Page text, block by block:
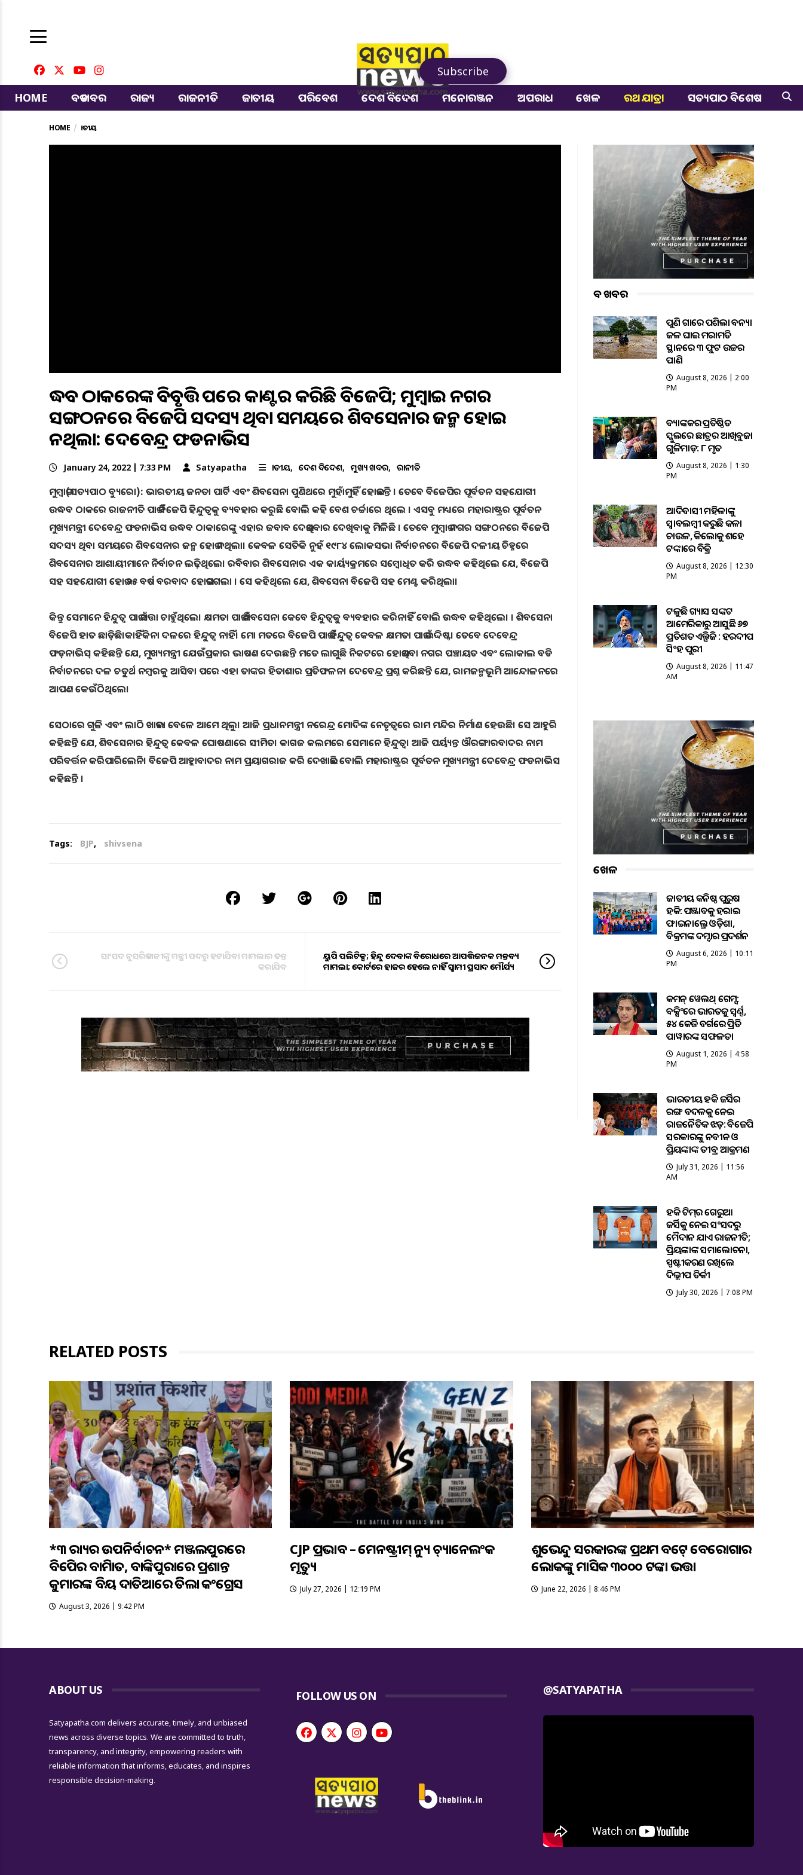
Subscribe
HOME
ବଡ ଖବର ରାଜ୍ୟ ରାଜନୀତି ଜାତୀୟ ପରିବେଶ ଦେଶ ବିଦେଶ ମନୋରଞ୍ଜନ ଅପରାଧ ଖେଳ ରଥ ଯାତ୍ରା ସତ୍ୟପାଠ ବିଶେଷ
HOME ଜାତୀୟ
ଉଦ୍ଧବ ଠାକରେଙ୍କ ବିବୃତ୍ତି ପରେ କାଉଣ୍ଟର କରିଛି ବିଜେପି; ମୁମ୍ବାଇ ନଗର
ସଙ୍ଗଠନରେ ବିଜେପି ସଦସ୍ୟ ଥିବା ସମୟରେ ଶିବସେନାର ଜନ୍ମ ହୋଇ
ନଥିଲା: ଦେବେନ୍ଦ୍ର ଫଡନାଭିସ
January 24, 2022 | 7:33 PM Satyapatha ଜାତୀୟ ଦେଶ ବିଦେଶ ମୁଖ୍ୟ ଖବର ରାଜନୀତି
ମୁମ୍ବାଇ(ସତ୍ୟପାଠ ବ୍ୟୁରୋ): ଭାରତୀୟ ଜନତା ପାର୍ଟି ଏବଂ ଶିବସେନା ପୁଣିଥରେ ମୁହାଁମୁହିଁ ହୋଇଛନ୍ତି । ତେବେ ବିଜେପିର ପୂର୍ବତନ ସହଯୋଗୀ
ଉଦ୍ଧବ ଠାକରେ ରାଜନୀତି ପାଇଁ ବିଜେପି ହିନ୍ଦୁତ୍ୱକୁ ବ୍ୟବହାର କରୁଛି ବୋଲି କହି ବେଶ ଚର୍ଚ୍ଚାରେ ଥିଲେ । ଏସବୁ ମଧ୍ୟରେ ମହାରାଷ୍ଟ୍ରର ପୂର୍ବତନ
ମୁଖ୍ୟମନ୍ତ୍ରୀ ଦେବେନ୍ଦ୍ର ଫଡନାଭିସ ଉଦ୍ଧବ ଠାକାରେଙ୍କୁ ଏହାର ଜବାବ ଦେଇଥିବାର ଦେଖିବାକୁ ମିଳିଛି । ତେବେ ମୁମ୍ବାଇ ନଗର ସଙ୍ଗଠନରେ ବିଜେପି
ସଦସ୍ୟ ଥିବା ସମୟରେ ଶିବସେନାର ଜନ୍ମ ହୋଇ ନଥିଲା। କେବଳ ସେତିକି ନୁହଁ ୧୯୮୪ ଲୋକସଭା ନିର୍ବାଚନରେ ବିଜେପି ଦଳୀୟ ଚିହ୍ନରେ
ଶିବସେନାର ଆଶାୟୀମାନେ ନିର୍ବାଚନ ଲଢ଼ିଥିଲେ। ରବିବାର ଶିବସେନାର ଏକ କାର୍ୟ୍ୟକ୍ରମରେ ସମ୍ବୋଧିତ କରି ଉଦ୍ଧବ କହିଥିଲେ ଯେ, ବିଜେପି
ସହ ସହଯୋଗୀ ହୋଇ ୨୫ ବର୍ଷ ବରବାଦ ହୋଇଗଗଲା । ସେ କହିଥିଲେ ଯେ, ଶିବସେନା ବିଜେପି ସହ ମେଣ୍ଟ କରିଥିଲା।
କିନ୍ତୁ ସେମାନେ ହିନ୍ଦୁତ୍ୱ ପାଇଁ ସତ୍ତା ଚାହୁଁଥିଲେ। କ୍ଷମତା ପାଇଁ ଶିବସେନା କେବେ ହିନ୍ଦୁତ୍ୱକୁ ବ୍ୟବହାର କରିନାହିଁ ବୋଲି ଉଦ୍ଧବ କହିଥିଲେ। । ଶିବସେନା
ବିଜେପି ହାତ ଛାଡ଼ିଛି।କାହିଁକିନା ଦଳରେ ହିନ୍ଦୁତ୍ୱ ନାହିଁ। ମୋ ମତରେ ବିଜେପି ପାଇଁ ହିନ୍ଦୁତ୍ୱ କେବଳ କ୍ଷମତା ପାଇଁ ଉଦ୍ଦିଷ୍ଟ। ତେବେ ଦେବେନ୍ଦ୍ର
ଫଡ଼ନାଭିସ୍ କହିଛନ୍ତି ଯେ, ମୁଖ୍ୟମନ୍ତ୍ରୀ ଯେଉଁପ୍ରକାର ଭାଷଣ ଦେଉଛନ୍ତି ମତେ ଲାଗୁଛି ନିକଟରେ ହୋଇଥିବା ନଗର ପଞ୍ଚାୟତ ଏବଂ ଲୋକାଲ ବଡି
ନିର୍ବାଚନରେ ଦଳ ଚତୁର୍ଥ ନମ୍ବରକୁ ଆସିବା ପରେ ଏହା ତାଙ୍କର ହିତାଶାର ପ୍ରତିଫଳନ। ଦେବେନ୍ଦ୍ର ପ୍ରଶ୍ନ କରିଛନ୍ତି ଯେ, ରାମଜନ୍ମଭୂମି ଆନ୍ଦୋଳନରେ
ଆପଣ କେଉଁଠିଥିଲେ।
ସେଠାରେ ଗୁଳି ଏବଂ ଲାଠି ଖାଇବା ବେଳେ ଆମେ ଥିଲୁ। ଆଜି ପ୍ରଧାନମନ୍ତ୍ରୀ ନରେନ୍ଦ୍ର ମୋଦିଙ୍କ ନେତୃତ୍ୱରେ ରାମ ମନ୍ଦିର ନିର୍ମାଣ ହେଉଛି। ସେ ଆହୁରି
କହିଛନ୍ତି ଯେ, ଶିବସେନାର ହିନ୍ଦୁତ୍ୱ କେବଳ ଘୋଷଣାରେ ସୀମିତ। କାଗଜ କଲମରେ ସେମାନେ ହିନ୍ଦୁତ୍ୱ। ଆଜି ପର୍ୟ୍ୟନ୍ତ ଔରଙ୍ଗାରବାଦର ନାମ
ପରିବର୍ତ୍ତନ କରିପାରିଲେନି। ବିଜେପି ଆହ୍ଲାବାଦର ନାମ ପ୍ରୟାଗରାଜ କରି ଦେଖାଇଛି ବୋଲି ମହାରାଷ୍ଟ୍ରର ପୂର୍ବତନ ମୁଖ୍ୟମନ୍ତ୍ରୀ ଦେବେନ୍ଦ୍ର ଫଡନାଭିସ
କହିଛନ୍ତି ।
Tags: BJP, shivsena
ସାଂସଦ ନୁସରିତ ଗନୀଙ୍କୁ ମନ୍ତ୍ରୀ ପଦରୁ ହଟାଯିବା ମାମଲାର ତଦନ୍ତ
କରାଯିବ
ୟୁପି ପଲିଟିକ୍ସ; ହିନ୍ଦୁ ଦେବତାଙ୍କ ବିରୋଧରେ ଆପତ୍ତିଜନକ ମନ୍ତବ୍ୟ
ମାମଲା; କୋର୍ଟରେ ହାଜର ହେଲେ ନାହିଁ ସ୍ୱାମୀ ପ୍ରସାଦ ମୌର୍ଯ୍ୟ
ବଡ ଖବର
ପୁଣି ଗାଁରେ ପଶିଲା ବନ୍ୟା
ଜଳ ଘାଇ ମରାମତି
ସ୍ଥାନରେ ୩ ଫୁଟ ଉଚ୍ଚର
ପାଣି
August 8, 2026 | 2:00
PM
ବ୍ୟାଙ୍କକର ପ୍ରତିଷ୍ଠିତ
ସ୍କୁଲରେ ଛାତ୍ରର ଆଖିବୁଜା
ଗୁଳିମାଡ଼: ୮ ମୃତ
August 8, 2026 | 1:30
PM
ଆଦିବାସୀ ମହିଳାଙ୍କୁ
ସ୍ଵାବଲମ୍ଵୀ କରୁଛି କଳା
ଚାଉଳ, କିଲୋକୁ ଶହେ
ଟଙ୍କାରେ ବିକ୍ରି
August 8, 2026 | 12:30
PM
ଟଳୁଛି ଗ୍ୟାସ ସଙ୍କଟ
ଆମେରିକାରୁ ଆସୁଛି ୬୭
ପ୍ରତିଶତ ଏଲ୍ପିଜି : ହରଦୀପ
ସିଂହ ପୁରୀ
August 8, 2026 | 11:47
AM
ଖେଳ
ଜାତୀୟ କନିଷ୍ଠ ପୁରୁଷ
ହକି: ପଞ୍ଜାବକୁ ହରାଇ
ଫାଇନାଲ୍ରେ ଓଡ଼ିଶା,
ବିକ୍ରମଙ୍କ ଦମ୍ଦାର ପ୍ରଦର୍ଶନ
August 6, 2026 | 10:11
PM
କମନ୍ ୱେଲଥ୍ ଗେମ୍ସ:
ବକ୍ସିଂରେ ଭାରତକୁ ସ୍ବର୍ଣ୍ଣ,
୫୪ କେଜି ବର୍ଗରେ ପ୍ରିତି
ପାୱାରଙ୍କ ସଫଳତା
August 1, 2026 | 4:58
PM
ଭାରତୀୟ ହକି ଜର୍ସିର
ରଙ୍ଗ ବଦଳକୁ ନେଇ
ରାଜନୈତିକ ଝଡ଼: ବିଜେପି
ସରକାରଙ୍କୁ ନବୀନ ଓ
ପ୍ରିୟଙ୍କାଙ୍କ ତୀବ୍ର ଆକ୍ରମଣ
July 31, 2026 | 11:56
AM
ହକି ଟିମ୍‌ର ଗେରୁଆ
ଜର୍ସିକୁ ନେଇ ସଂସଦରୁ
ମୈଦାନ ଯାଏଁ ରାଜନୀତି;
ପ୍ରିୟଙ୍କାଙ୍କ ସମାଲୋଚନା,
ସ୍ପଷ୍ଟୀକରଣ ରଖିଲେ
ଦିଲ୍ଲୀପ ତିର୍କୀ
July 30, 2026 | 7:08 PM
RELATED POSTS
*୩ ରାଜ୍ୟର ଉପନିର୍ବାଚନ* ମଞ୍ଜଲପୁରରେ
ବିଜେପିର ବାଜିମାତ, ବାଙ୍କିପୁରାରେ ପ୍ରଶାନ୍ତ
କୁମାରଙ୍କ ବିଜୟ ଦାତିଆରେ ଜିତିଲା କଂଗ୍ରେସ
August 3, 2026 | 9:42 PM
CJP ପ୍ରଭାବ – ମେନଷ୍ଟ୍ରୀମ୍ ନ୍ୟୁଜ୍ ଚ୍ୟାନେଲଂକ
ମୃତ୍ୟୁ
July 27, 2026 | 12:19 PM
ଶୁଭେନ୍ଦୁ ସରକାରଙ୍କ ପ୍ରଥମ ବଜେଟ୍ ବେରୋଜଗାର
ଲୋକଙ୍କୁ ମାସିକ ୩୦୦୦ ଟଙ୍କା ଭତ୍ତା
June 22, 2026 | 8:46 PM
ABOUT US
Satyapatha.com delivers accurate, timely, and unbiased
news across diverse topics. We are committed to truth,
transparency, and integrity, empowering readers with
reliable information that informs, educates, and inspires
responsible decision-making.
FOLLOW US ON @SATYAPATHA